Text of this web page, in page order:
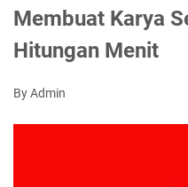
Membuat Karya
Hitungan Menit
By Admin